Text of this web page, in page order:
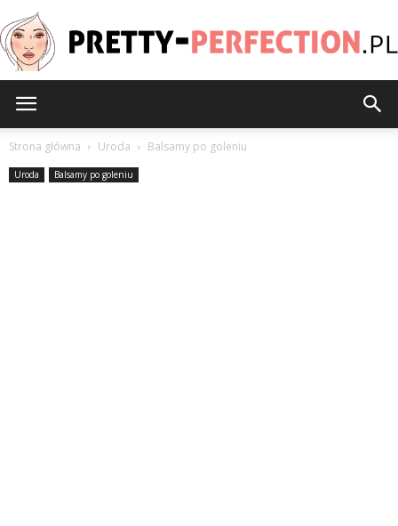
Strona główna Uroda Balsamy po goleniu
Uroda Balsamy po goleniu